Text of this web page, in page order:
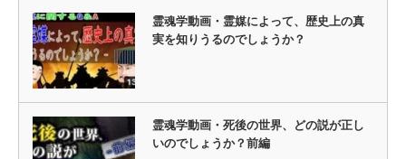
霊魂学動画・霊媒によって、歴史上の真
実を知りうるのでしょうか？
霊魂学動画・死後の世界、どの説が正し
いのでしょうか？前編